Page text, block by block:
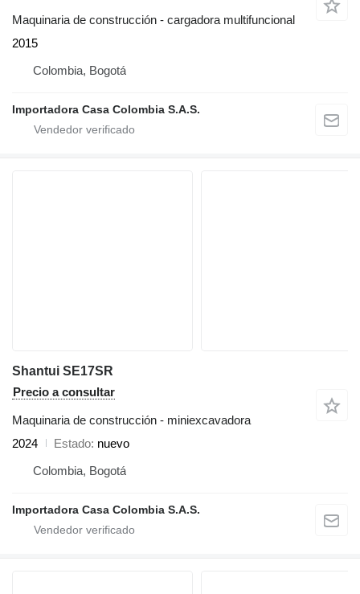
Maquinaria de construcción - cargadora multifuncional
2015
Colombia, Bogotá
Importadora Casa Colombia S.A.S.
Shantui SE17SR
Precio a consultar
Maquinaria de construcción - miniexcavadora
2024
Estado nuevo
Colombia, Bogotá
Importadora Casa Colombia S.A.S.